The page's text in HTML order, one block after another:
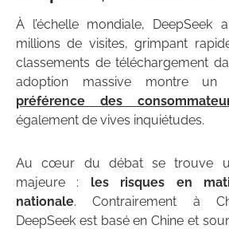
À l’échelle mondiale, DeepSeek
millions de visites, grimpant
classements de téléchargement
adoption massive montre
préférence des
également de vives inquiétudes.
Au cœur du débat se trouve
majeure : les risques en
nationale. Contrairement à
DeepSeek est basé en Chine et